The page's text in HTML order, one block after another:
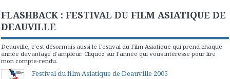
FLASHBACK : FESTIVAL DU FILM ASIATIQUE DE
DEAUVILLE
Deauville, c'est désormais aussi le Festival du Film Asiatique qui prend chaque
année davantage d'ampleur. Cliquez sur l'année qui vous intéresse pour lire
mon compte-rendu.
Festival du film Asiatique de Deauville 2005